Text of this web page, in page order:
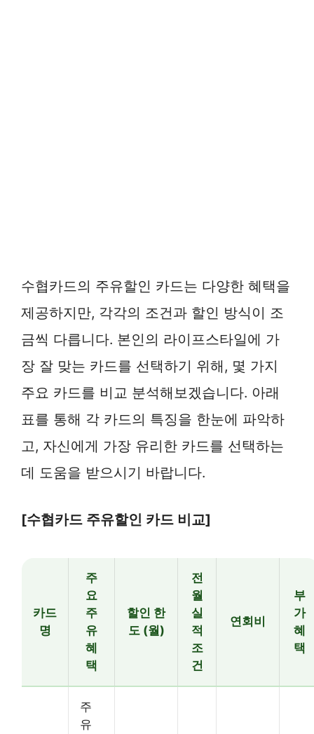
수협카드의 주유할인 카드는 다양한 혜택을
제공하지만, 각각의 조건과 할인 방식이 조
금씩 다릅니다. 본인의 라이프스타일에 가
장 잘 맞는 카드를 선택하기 위해, 몇 가지
주요 카드를 비교 분석해보겠습니다. 아래
표를 통해 각 카드의 특징을 한눈에 파악하
고, 자신에게 가장 유리한 카드를 선택하는
데 도움을 받으시기 바랍니다.
[수협카드 주유할인 카드 비교]
카드
명
주
요
주
유
혜
택
할인 한
도 (월)
전
월
실
적
조
건
연회비
부
가
혜
택
주
유